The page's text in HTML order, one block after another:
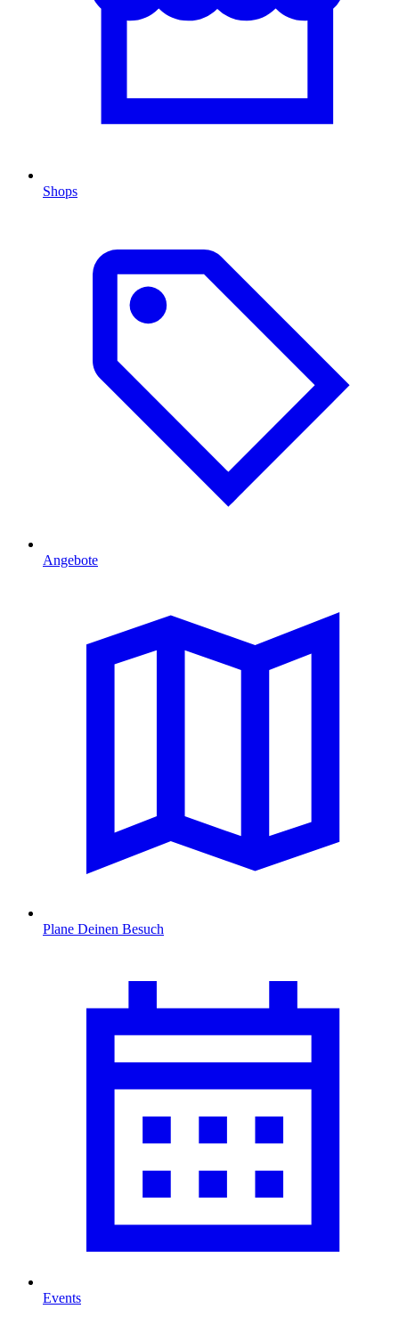
Shops
Angebote
Plane Deinen Besuch
Events